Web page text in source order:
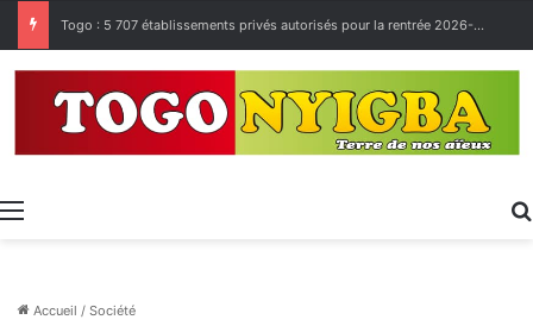
Made in Togo 2026 : un bilan positif qui prépare le terrain pour la Foire Internationale de Lomé
Menu
Accueil / Société